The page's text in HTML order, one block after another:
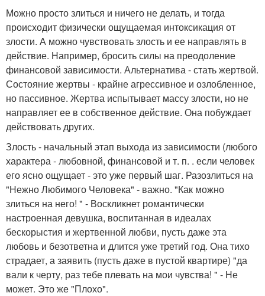
Можно просто злиться и ничего не делать, и тогда
происходит физически ощущаемая интоксикация от
злости. А можно чувствовать злость и ее направлять в
действие. Например, бросить силы на преодоление
финансовой зависимости. Альтернатива - стать жертвой.
Состояние жертвы - крайне агрессивное и озлобленное,
но пассивное. Жертва испытывает массу злости, но не
направляет ее в собственное действие. Она побуждает
действовать других.
Злость - начальный этап выхода из зависимости (любого
характера - любовной, финансовой и т. п. . если человек
его ясно ощущает - это уже первый шаг. Разозлиться на
"Нежно Любимого Человека" - важно. "Как можно
злиться на него! " - Воскликнет романтически
настроенная девушка, воспитанная в идеалах
бескорыстия и жертвенной любви, пусть даже эта
любовь и безответна и длится уже третий год. Она тихо
страдает, а заявить (пусть даже в пустой квартире) "да
вали к черту, раз тебе плевать на мои чувства! " - Не
может. Это же "Плохо".